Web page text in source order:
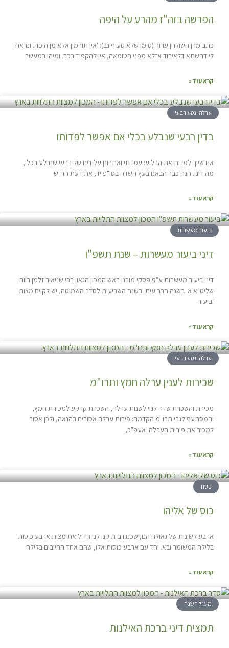
הפרשה בזה"ז מהרע על היפה
כתב מרן השולחן ערוך (סימן שלא סעיף נב): 'אין תורמין אלא מן היפה. ונראה
לי דהשתא דלאיבוד אזלא מפני הטומאה, אין להקפיד בכך. ומיהו במעשר
קרא עוד »
ערלה ונטע רבעי
בדין רבעי שנבלע בכלי אם אפשר לפדותו
אם שייך לפדות את הבלוע: עמדתי ואתבונן על דינו של רבעי שנבלע בכלי,
מה דינו. הנה כבר הבאנו בעץ השדה בסו"פ יד, את דעת הר"ש
קרא עוד »
ביעור מעשרות
דיני ביעור מעשרות – שנת תשפ"ו
דיני ביעור מעשרות ע"פ פסקי מורנו ראש המכון הגאון רבי שניאור זלמן רווח
שליט"א א. בשנה הרביעית ובשנה השביעית לסדר השמיטה, יש לקיים מצות
'ביעור
קרא עוד »
ערלה ונטע רבעי
שכירות לענין ערלה חמץ ותרו"מ
מכירת והשכרת שדה לגוי לשנות ערלה, השכרת קרקע למכירת חמץ,
והמסתעף לגבי תרו"מ הקדמה: פירות ערלה אסורים בהנאה, ולכן אסור
למכור את פירות הערלה. אעפ"כ,
קרא עוד »
פסח
כוס של אליהו
ארבע לשונות של גאולה הם, שכנגדם תיקנו לנו חז"ל את מצות ארבע כוסות
בלילה המשומר ובא. יחד עם ארבע כוסות אלו, שהם אחד החיובים בלילה
קרא עוד »
מעגל השנה
תמצית דיני ברכת האילנות